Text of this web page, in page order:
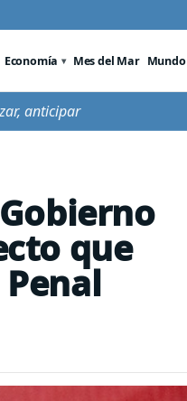
Economía Mes del Mar Mundo
anticipar
que